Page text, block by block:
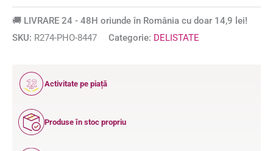
🚚 LIVRARE 24 - 48H oriunde în România cu doar 14,9 lei!
SKU: R274-PHO-8447 Categorie: DELISTATE
12
ANI
Activitate pe piață
Produse în stoc propriu